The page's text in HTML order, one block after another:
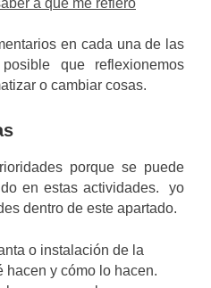
en cada una de las
que reflexionemos
o cambiar cosas.
porque se puede
en estas actividades. yo
dentro de este apartado.
o instalación de la
hacen y cómo lo hacen.